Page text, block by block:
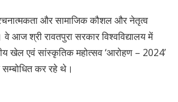
और सामाजिक कौशल और नेतृत्व
वे आज श्री रावतपुरा सरकार विश्वविद्यालय में
खेल एवं सांस्कृतिक महोत्सव ‘आरोहण – 2024’
कर रहे थे।